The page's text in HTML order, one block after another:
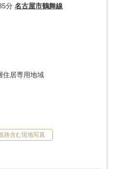
分 名古屋市鶴舞線
住居専用地域
路含む現地写真